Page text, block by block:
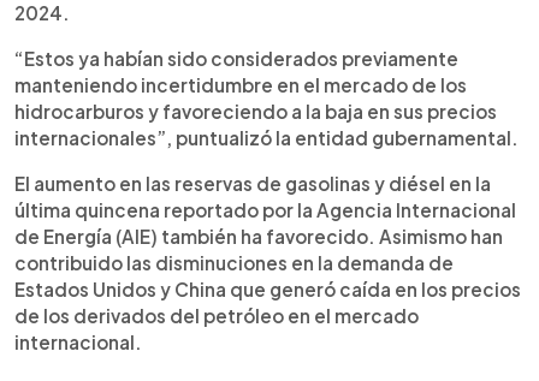
2024.
“Estos ya habían sido considerados previamente
manteniendo incertidumbre en el mercado de los
hidrocarburos y favoreciendo a la baja en sus precios
internacionales”, puntualizó la entidad gubernamental.
El aumento en las reservas de gasolinas y diésel en la
última quincena reportado por la Agencia Internacional
de Energía (AIE) también ha favorecido. Asimismo han
contribuido las disminuciones en la demanda de
Estados Unidos y China que generó caída en los precios
de los derivados del petróleo en el mercado
internacional.